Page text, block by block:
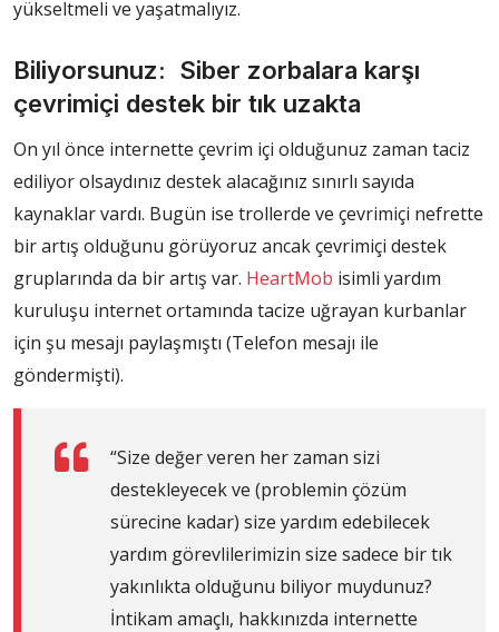
yükseltmeli ve yaşatmalıyız.
Biliyorsunuz: Siber zorbalara karşı
çevrimiçi destek bir tık uzakta
On yıl önce internette çevrim içi olduğunuz zaman taciz
ediliyor olsaydınız destek alacağınız sınırlı sayıda
kaynaklar vardı. Bugün ise trollerde ve çevrimiçi nefrette
bir artış olduğunu görüyoruz ancak çevrimiçi destek
gruplarında da bir artış var. HeartMob isimli yardım
kuruluşu internet ortamında tacize uğrayan kurbanlar
için şu mesajı paylaşmıştı (Telefon mesajı ile
göndermişti).
“Size değer veren her zaman sizi
destekleyecek ve (problemin çözüm
sürecine kadar) size yardım edebilecek
yardım görevlilerimizin size sadece bir tık
yakınlıkta olduğunu biliyor muydunuz?
İntikam amaçlı, hakkınızda internette